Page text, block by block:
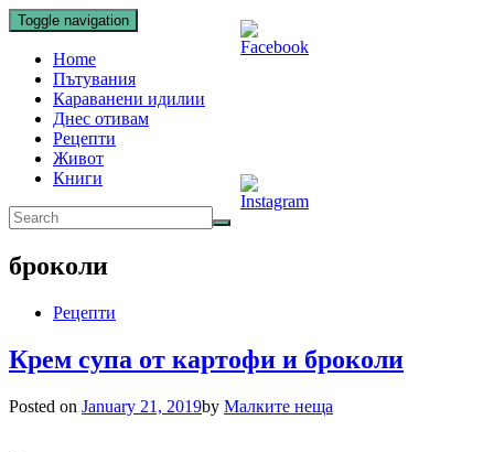
Toggle navigation
Home
Пътувания
Караванени идилии
Днес отивам
Рецепти
Живот
Книги
броколи
Рецепти
Крем супа от картофи и броколи
Posted on January 21, 2019by Малките неща